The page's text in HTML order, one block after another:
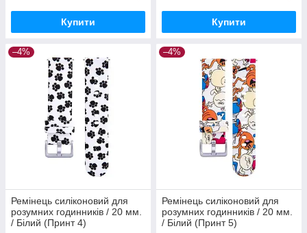
Купити Купити
–4%
Ремінець силіконовий для
розумних годинників / 20 мм.
/ Білий (Принт 4)
–4%
Ремінець силіконовий для
розумних годинників / 20 мм.
/ Білий (Принт 5)